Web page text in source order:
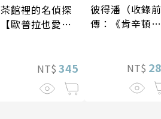
茶館裡的名偵探
【歐普拉也愛！
《茶館裡的嫌疑
人》續作】
NT$ 345
彼得潘（收錄前
傳：《肯辛頓花
NT$